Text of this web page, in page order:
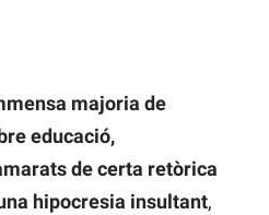
majoria de
educació,
de certa retòrica
hipocresia insultant,